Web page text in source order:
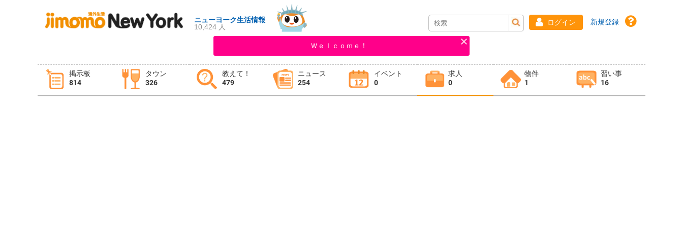
ニューヨーク生活情報
10,424 人
ログイン 新規登録
Ｗｅｌｃｏｍｅ！
掲示板
814
タウン
326
教えて！
479
ニュース
254
イベント
0
求人
0
物件
1
習い事
16
タウン情報